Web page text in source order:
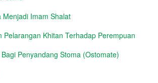
Menjadi Imam Shalat
Pelarangan Khitan Terhadap Perempuan
Penyandang Stoma (Ostomate)